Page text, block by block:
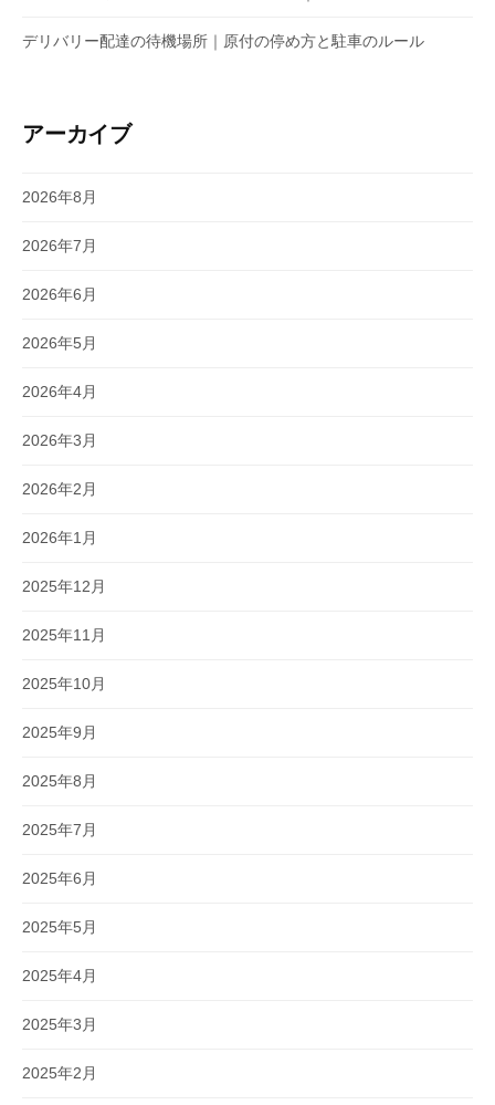
デリバリー配達の待機場所｜原付の停め方と駐車のルール
アーカイブ
2026年8月
2026年7月
2026年6月
2026年5月
2026年4月
2026年3月
2026年2月
2026年1月
2025年12月
2025年11月
2025年10月
2025年9月
2025年8月
2025年7月
2025年6月
2025年5月
2025年4月
2025年3月
2025年2月